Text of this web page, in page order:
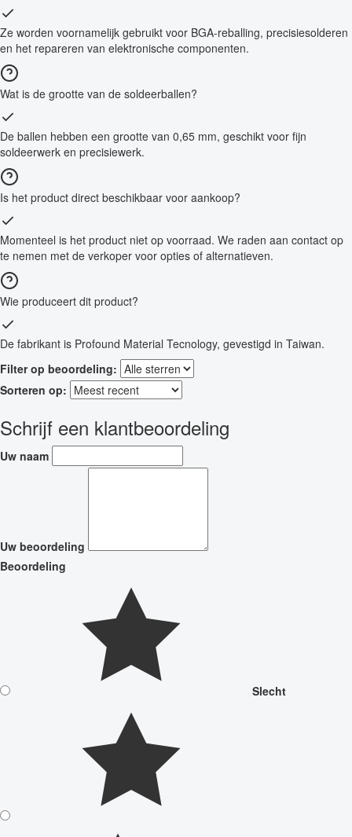
Ze worden voornamelijk gebruikt voor BGA-reballing, precisiesolderen
en het repareren van elektronische componenten.
Wat is de grootte van de soldeerballen?
De ballen hebben een grootte van 0,65 mm, geschikt voor fijn
soldeerwerk en precisiewerk.
Is het product direct beschikbaar voor aankoop?
Momenteel is het product niet op voorraad. We raden aan contact op
te nemen met de verkoper voor opties of alternatieven.
Wie produceert dit product?
De fabrikant is Profound Material Tecnology, gevestigd in Taiwan.
Filter op beoordeling:
Sorteren op:
Schrijf een klantbeoordeling
Uw naam
Uw beoordeling
Beoordeling
Slecht